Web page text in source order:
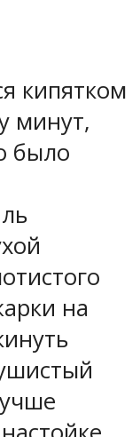
кипятком
минут,
было
на